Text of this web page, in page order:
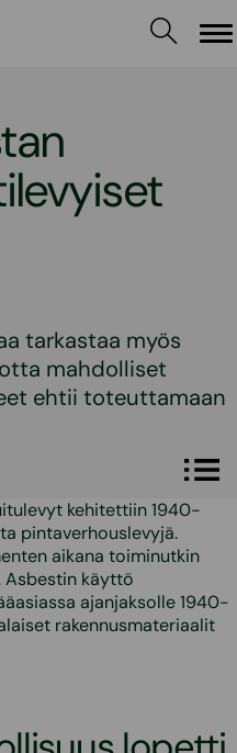
tarkastaa myös
mahdolliset
ehtii toteuttamaan
kehitettiin 1940-
pintaverhouslevyjä.
aikana toiminutkin
Asbestin käyttö
ajanjaksolle 1940-
rakennusmateriaalit